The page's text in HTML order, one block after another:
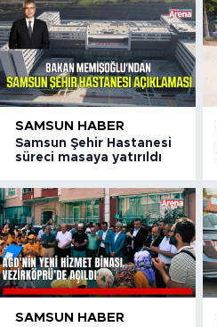
SAMSUN HABER
Samsun Şehir Hastanesi
süreci masaya yatırıldı
SAMSUN HABER